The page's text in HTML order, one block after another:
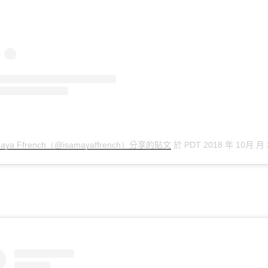
Ffrench（@isamayaffrench） 分享的貼文 於 PDT 2018 年 10月 月